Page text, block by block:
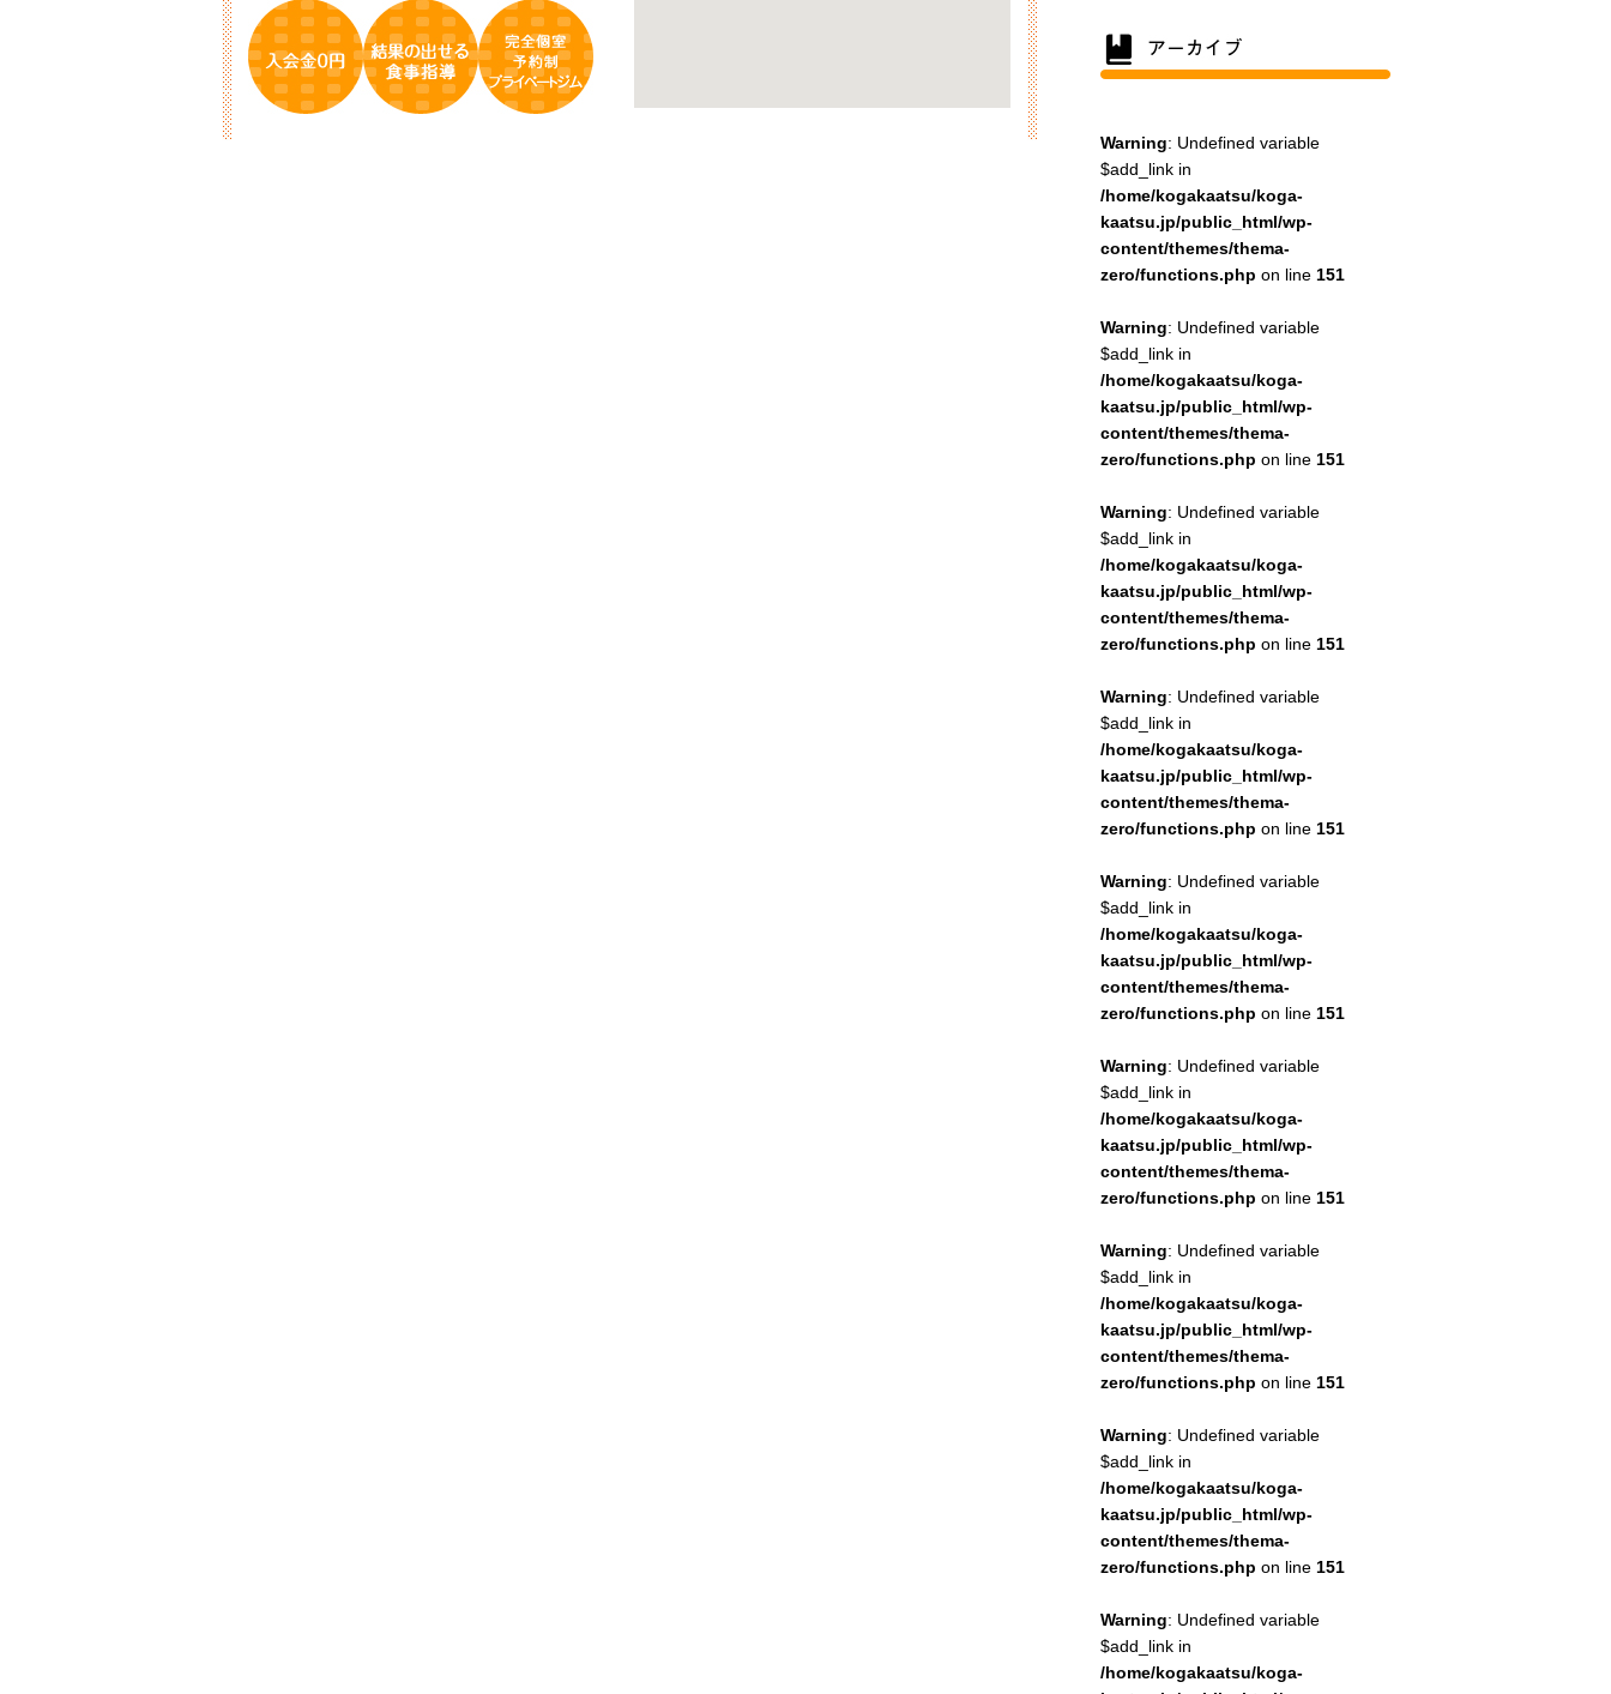
Warning: Undefined variable
$add_link in
/home/kogakaatsu/koga-
kaatsu.jp/public_html/wp-
content/themes/thema-
zero/functions.php on line 151
Warning: Undefined variable
$add_link in
/home/kogakaatsu/koga-
kaatsu.jp/public_html/wp-
content/themes/thema-
zero/functions.php on line 151
Warning: Undefined variable
$add_link in
/home/kogakaatsu/koga-
kaatsu.jp/public_html/wp-
content/themes/thema-
zero/functions.php on line 151
Warning: Undefined variable
$add_link in
/home/kogakaatsu/koga-
kaatsu.jp/public_html/wp-
content/themes/thema-
zero/functions.php on line 151
Warning: Undefined variable
$add_link in
/home/kogakaatsu/koga-
kaatsu.jp/public_html/wp-
content/themes/thema-
zero/functions.php on line 151
Warning: Undefined variable
$add_link in
/home/kogakaatsu/koga-
kaatsu.jp/public_html/wp-
content/themes/thema-
zero/functions.php on line 151
Warning: Undefined variable
$add_link in
/home/kogakaatsu/koga-
kaatsu.jp/public_html/wp-
content/themes/thema-
zero/functions.php on line 151
Warning: Undefined variable
$add_link in
/home/kogakaatsu/koga-
kaatsu.jp/public_html/wp-
content/themes/thema-
zero/functions.php on line 151
Warning: Undefined variable
$add_link in
/home/kogakaatsu/koga-